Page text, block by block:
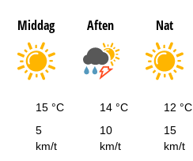
Middag Aften Nat
15 °C 14 °C 12 °C
5
km/t
10
km/t
15
km/t